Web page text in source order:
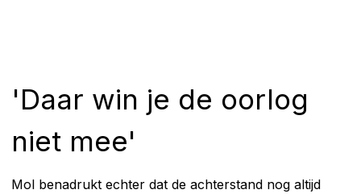
'Daar win je de oorlog
niet mee'
Mol benadrukt echter dat de achterstand nog altijd